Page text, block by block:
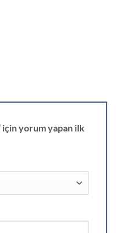
için yorum yapan ilk